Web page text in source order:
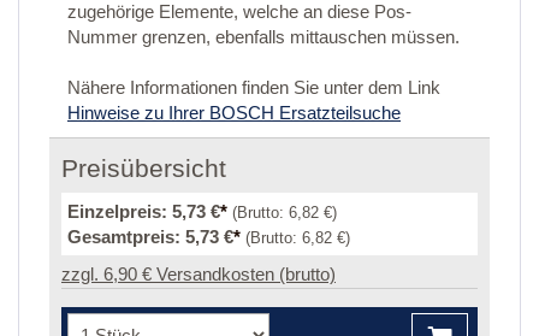
zugehörige Elemente, welche an diese Pos-
Nummer grenzen, ebenfalls mittauschen müssen.
Nähere Informationen finden Sie unter dem Link
Hinweise zu Ihrer BOSCH Ersatzteilsuche
Preisübersicht
Einzelpreis: 5,73 €* (Brutto: 6,82 €)
Gesamtpreis: 5,73 €* (Brutto: 6,82 €)
zzgl. 6,90 € Versandkosten (brutto)